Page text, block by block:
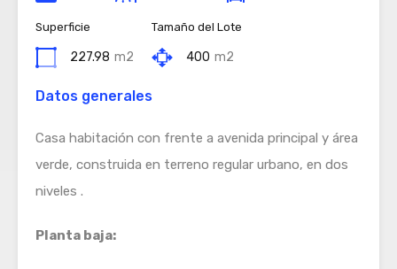
Superficie
227.98 m2
Tamaño del Lote
400 m2
Datos generales
Casa habitación con frente a avenida principal y área
verde, construida en terreno regular urbano, en dos
niveles .
Planta baja: